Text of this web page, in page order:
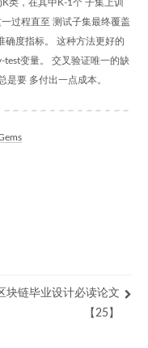
类，在其中K-1个 子集上训
过程直至 测试子集最终覆盖
确度指标。 这种方法更好的
变量。 交叉验证唯一的缺
要 多付出一点成本。
块链毕业设计必读论文
【25】